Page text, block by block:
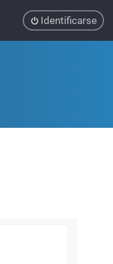
Identificarse